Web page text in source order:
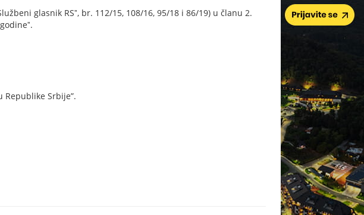
glasnik RSˮ, br. 112/15, 108/16, 95/18 i 86/19) u članu 2.
Republike Srbije”.